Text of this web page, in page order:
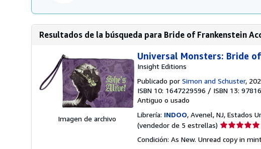
Resultados de la búsqueda para Bride of Frankenstein
Imagen de archivo
Universal Monsters: Bride
Insight Editions
Publicado por Simon and Schuster,
ISBN 10: 1647229596 / ISBN 13:
Antiguo o usado
Librería: INDOO, Avenel, NJ, Estados
(vendedor de 5 estrellas) Calificación
vendedor:
Condición: As New. Unread copy in